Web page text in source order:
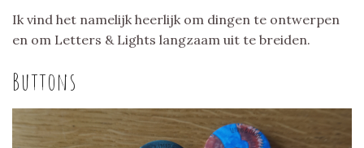
Ik vind het namelijk heerlijk om dingen te ontwerpen
en om Letters & Lights langzaam uit te breiden.
Buttons